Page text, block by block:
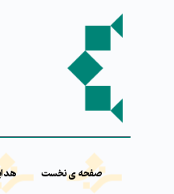
صفحه ی نخست